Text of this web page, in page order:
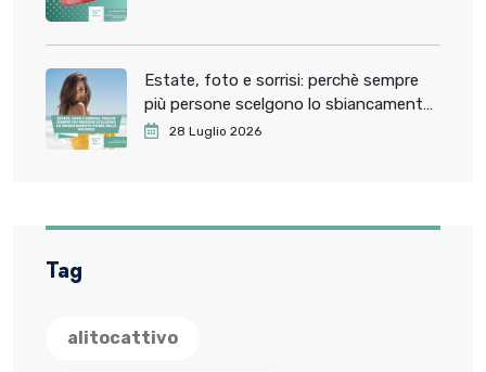
Estate, foto e sorrisi: perchè sempre
più persone scelgono lo sbiancamento
dentale prima delle vacanze
28 Luglio 2026
Tag
alitocattivo